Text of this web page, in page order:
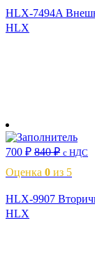
HLX-7494A
HLX
700 ₽ 840₽ с НДС
Оценка 0 из 5
HLX-9907
HLX